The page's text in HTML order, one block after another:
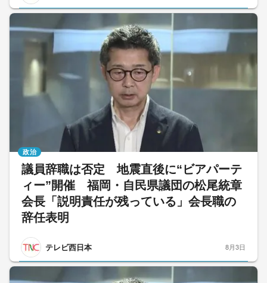
議員辞職は否定 地震直後に“ビアパーテ
ィー”開催 福岡・自民県議団の松尾統章
会長「説明責任が残っている」会長職の
辞任表明
テレビ西日本
政治
8月3日